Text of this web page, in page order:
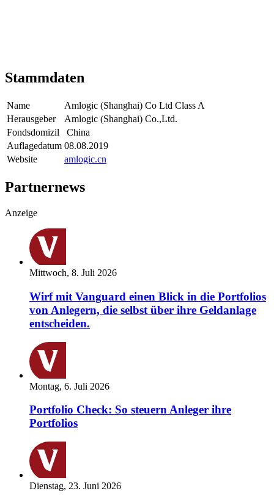
Stammdaten
Name
Amlogic (Shanghai) Co Ltd Class A
Herausgeber
Amlogic (Shanghai) Co.,Ltd.
Fondsdomizil
China
Auflagedatum 08.08.2019
Website
amlogic.cn
Partnernews
Anzeige
Mittwoch, 8. Juli 2026
Wirf mit Vanguard einen Blick in die Portfolios
von Anlegern, die selbst über ihre Geldanlage
entscheiden.
Montag, 6. Juli 2026
Portfolio Check: So steuern Anleger ihre
Portfolios
Dienstag, 23. Juni 2026